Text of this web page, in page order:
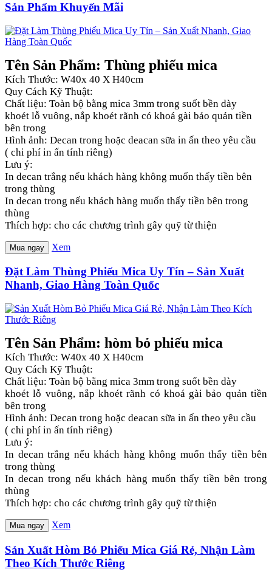
Sản Phẩm Khuyến Mãi
Tên Sản Phẩm: Thùng phiếu mica
Kích Thước: W40x 40 X H40cm
Quy Cách Kỹ Thuật:
Chất liệu: Toàn bộ bằng mica 3mm trong suốt bền dày
khoét lỗ vuông, nắp khoét rãnh có khoá gài bảo quản tiền
bên trong
Hình ảnh: Decan trong hoặc deacan sữa in ấn theo yêu cầu
( chi phí in ấn tính riêng)
Lưu ý:
In decan trắng nếu khách hàng không muốn thấy tiền bên
trong thùng
In decan trong nếu khách hàng muốn thấy tiền bên trong
thùng
Thích hợp: cho các chương trình gây quỹ từ thiện
Mua ngay Xem
Đặt Làm Thùng Phiếu Mica Uy Tín – Sản Xuất
Nhanh, Giao Hàng Toàn Quốc
Tên Sản Phẩm: hòm bỏ phiếu mica
Kích Thước: W40x 40 X H40cm
Quy Cách Kỹ Thuật:
Chất liệu: Toàn bộ bằng mica 3mm trong suốt bền dày
khoét lỗ vuông, nắp khoét rãnh có khoá gài bảo quản tiền
bên trong
Hình ảnh: Decan trong hoặc deacan sữa in ấn theo yêu cầu
( chi phí in ấn tính riêng)
Lưu ý:
In decan trắng nếu khách hàng không muốn thấy tiền bên
trong thùng
In decan trong nếu khách hàng muốn thấy tiền bên trong
thùng
Thích hợp: cho các chương trình gây quỹ từ thiện
Mua ngay Xem
Sản Xuất Hòm Bỏ Phiếu Mica Giá Rẻ, Nhận Làm
Theo Kích Thước Riêng